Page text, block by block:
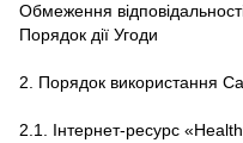
Обмеження
Порядок дії Угоди
2. Порядок використання
2.1. Інтернет-ресурс